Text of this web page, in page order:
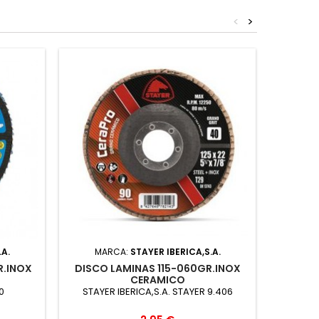
>
<
MARCA: STAYER IBERICA,S.A.
DISCO LAMINAS 115-060GR.INOX
CERAMICO
STAYER IBERICA,S.A. STAYER 9.406